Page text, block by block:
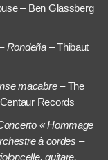
– Ben Glassberg
Rondeña– Thibaut
macabre– The
Records
« Hommage
à cordes –
guitare,